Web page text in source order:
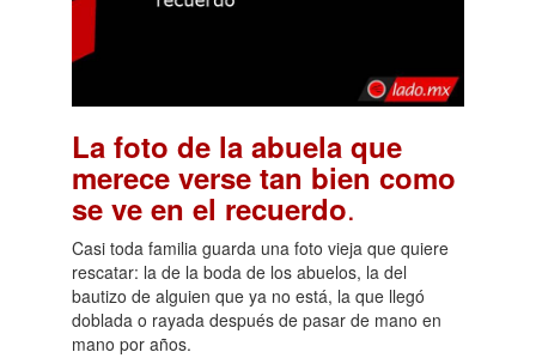
La foto de la abuela que
merece verse tan bien como
se ve en el recuerdo.
Casi toda familia guarda una foto vieja que quiere
rescatar: la de la boda de los abuelos, la del
bautizo de alguien que ya no está, la que llegó
doblada o rayada después de pasar de mano en
mano por años.